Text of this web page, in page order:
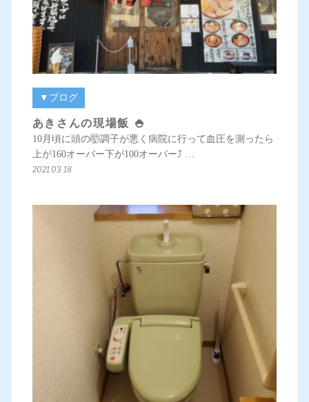
▼ブログ
あきさんの現場飯 🍚
10月頃に頭の🤯調子が悪く病院に行って血圧を測ったら
上が160オーバー下が100オーバー⤴️ …
2021.03.18